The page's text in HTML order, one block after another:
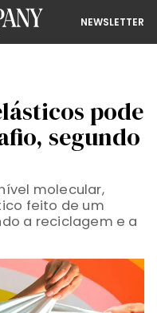
NEWSLETTER
pode
segundo
molecular,
feito de um
a reciclagem e a